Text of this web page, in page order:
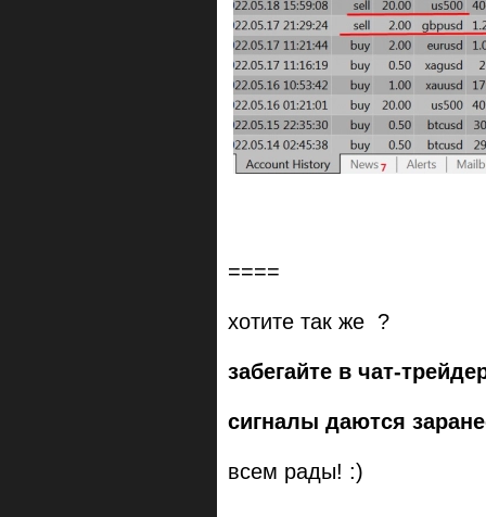
====
хотите так же ?
забегайте в чат-
сигналы даются
всем рады! :)